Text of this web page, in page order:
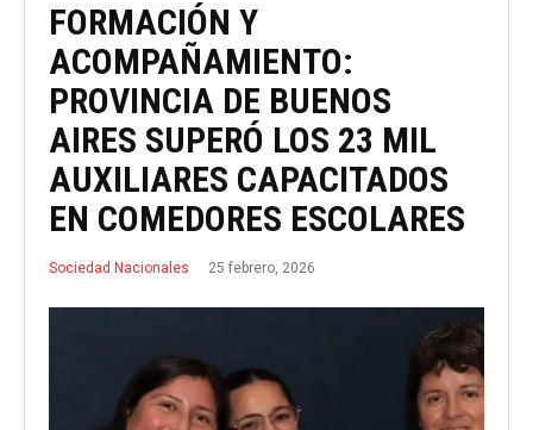
FORMACIÓN Y
ACOMPAÑAMIENTO:
PROVINCIA DE BUENOS
AIRES SUPERÓ LOS 23 MIL
AUXILIARES CAPACITADOS
EN COMEDORES ESCOLARES
Sociedad Nacionales 25 febrero, 2026